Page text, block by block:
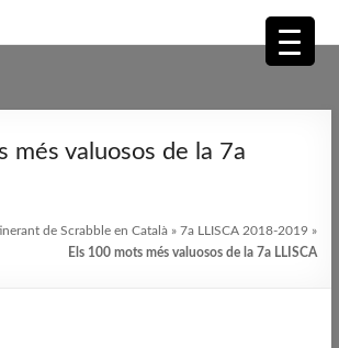
més valuosos de la 7a
de Scrabble en Català »7a LLISCA 2018-2019 »
Els 100 mots més valuosos de la 7a LLISCA